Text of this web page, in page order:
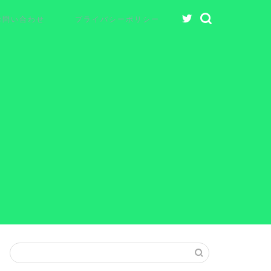
問い合わせ プライバシーポリシー